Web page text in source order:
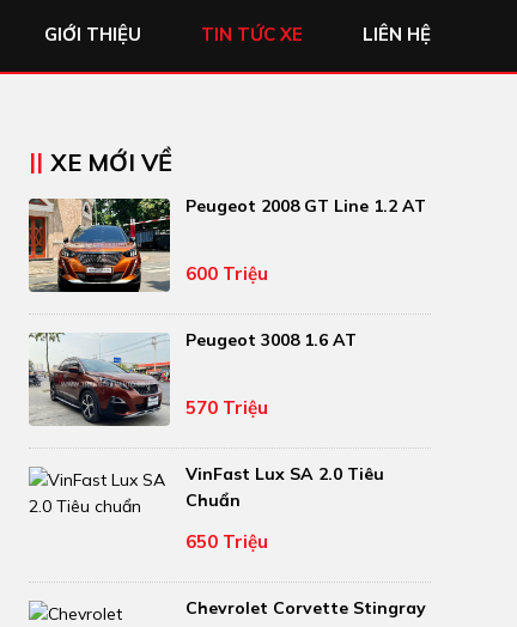
GIỚI THIỆU TIN TỨC XE LIÊN HỆ
XE MỚI VỀ
Peugeot 2008 GT Line 1.2 AT
600 Triệu
Peugeot 3008 1.6 AT
570 Triệu
VinFast Lux SA 2.0 Tiêu
Chuẩn
650 Triệu
Chevrolet Corvette Stingray